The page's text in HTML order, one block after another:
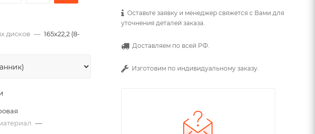
дисков — 165x22,2 (8-
—
Оставьте заявку и менеджер свяжется с Вами для
уточнения деталей заказа.
Доставляем по всей РФ.
Изготовим по индивидуальному заказу.